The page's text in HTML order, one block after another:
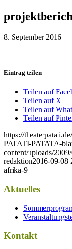
8. September 2016
Eintrag teilen
Teilen auf
Teilen auf X
Teilen auf
Teilen auf
https://
PATATI-PATATA-
content/uploads/
redaktion2016-09-08
afrika-9
Aktuelles
Kontakt